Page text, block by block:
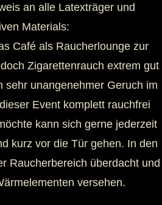
an alle Latexträger und
Materials:
Café als Raucherlounge zur
Zigarettenrauch extrem gut
sehr unangenehmer Geruch im
Event komplett rauchfrei
kann sich gerne jederzeit
kurz vor die Tür gehen. In den
Raucherbereich überdacht und
versehen.